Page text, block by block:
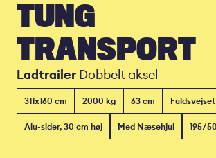
TUNG
TRANSPORT
LadtrailerDobbelt aksel
311x160 cm 2000 kg 63 cm
Alu-sider, 30 cm høj Med Næsehjul 195/